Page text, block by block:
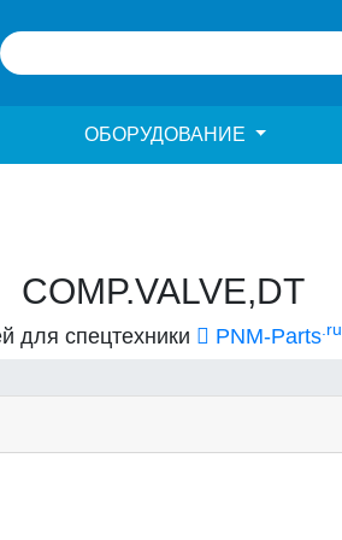
ОБОРУДОВАНИЕ
COMP.VALVE,DT
для спецтехники PNM-Parts.ru